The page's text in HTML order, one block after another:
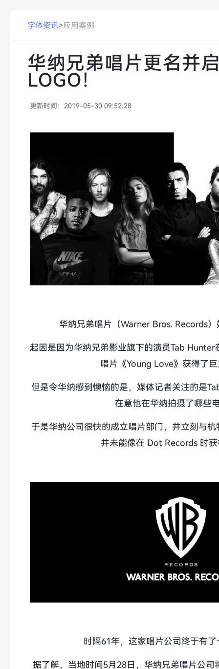
字体资讯>应用案例
华纳兄弟唱片更名并
LOGO！
更新时间： 2019-05-30 09:52:28
华纳兄弟唱片（Warner Bros. Records
起因是因为华纳兄弟影业旗下的演员Tab
唱片《Young Love》获得了
但是令华纳感到懊恼的是，媒体记者关注的是
在意他在华纳拍摄了哪些
于是华纳公司很快的成立唱片部门，并立刻与
并未能像在 Dot Records 时
时隔61年，这家唱片公司终于有
据了解，当地时间5月28日，华纳兄弟唱片公司